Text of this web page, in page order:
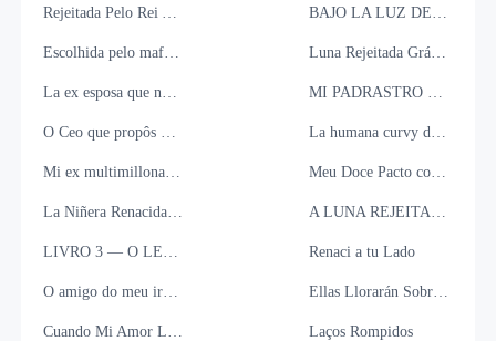
Rejeitada Pelo Rei Alfa: Destinada ao Seu Trono BAJO LA LUZ DE LA LUNA
Escolhida pelo mafioso Luna Rejeitada Grávida Pelo Alfa Por Vingança
La ex esposa que no pudo reemplazar MI PADRASTRO MI DESEO
O Ceo que propôs um casamento falso com a sua secretária La humana curvy del rey Lobo
Mi ex multimillonario me quiere de vuelta. Meu Doce Pacto com o CEO
La Niñera Renacida: Seducción Letal A LUNA REJEITADA QUE DOMINOU O ALFA
LIVRO 3 — O LEGADO FERRARESI Renaci a tu Lado
O amigo do meu irmão é um Duque? Ellas Llorarán Sobre Mi Tumba
Cuando Mi Amor Llegó a Cero Laços Rompidos